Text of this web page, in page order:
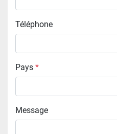
Téléphone
Pays *
Message